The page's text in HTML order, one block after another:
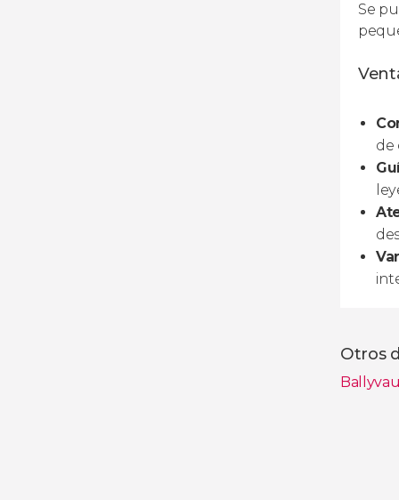
Se
de
Otros